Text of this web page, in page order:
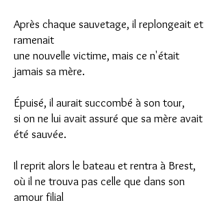
Après chaque sauvetage, il replongeait et
ramenait
une nouvelle victime, mais ce n'était
jamais sa mère.
Épuisé, il aurait succombé à son tour,
si on ne lui avait assuré que sa mère avait
été sauvée.
Il reprit alors le bateau et rentra à Brest,
où il ne trouva pas celle que dans son
amour filial